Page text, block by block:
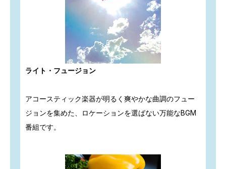
ライト・フュージョン
アコースティック楽器が明るく爽やかな曲調のフュー
ジョンを集めた、ロケーションを選ばない万能なBGM
番組です。